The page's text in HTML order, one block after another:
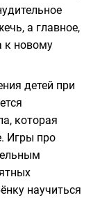
а главное,
к новому
детей при
которая
Игры про
научиться